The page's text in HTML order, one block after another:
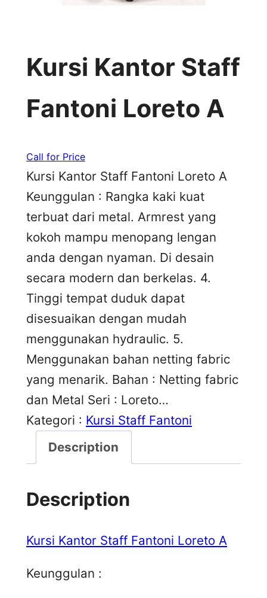
Kursi Kantor Staff
Fantoni Loreto A
Call for Price
Kursi Kantor Staff Fantoni Loreto A
Keunggulan : Rangka kaki kuat
terbuat dari metal. Armrest yang
kokoh mampu menopang lengan
anda dengan nyaman. Di desain
secara modern dan berkelas. 4.
Tinggi tempat duduk dapat
disesuaikan dengan mudah
menggunakan hydraulic. 5.
Menggunakan bahan netting fabric
yang menarik. Bahan : Netting fabric
dan Metal Seri : Loreto…
Kategori : Kursi Staff Fantoni
Description
Description
Kursi Kantor Staff Fantoni Loreto A
Keunggulan :